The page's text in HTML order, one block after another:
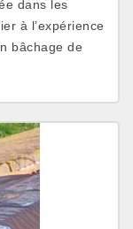
dans les
à l’expérience
bâchage de